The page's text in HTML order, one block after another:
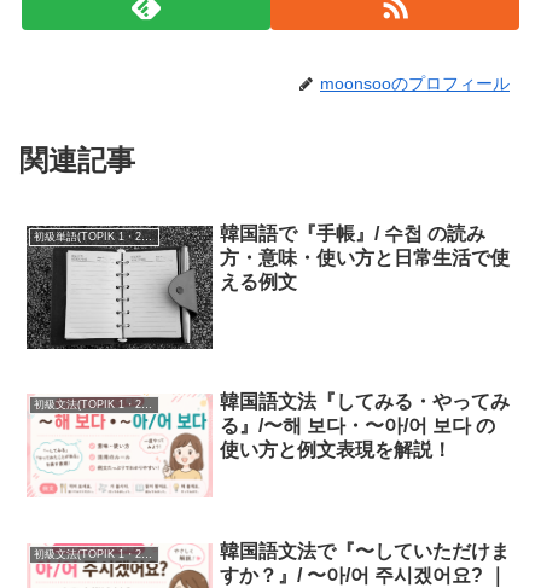
moonsooのプロフィール
関連記事
初級単語(TOPIK 1・2級)
韓国語で『手帳』/ 수첩 の読み
方・意味・使い方と日常生活で使
える例文
初級文法(TOPIK 1・2級)
韓国語文法『してみる・やってみ
る』/〜해 보다・〜아/어 보다 の
使い方と例文表現を解説！
初級文法(TOPIK 1・2級)
韓国語文法で『〜していただけま
すか？』/ 〜아/어 주시겠어요? ｜